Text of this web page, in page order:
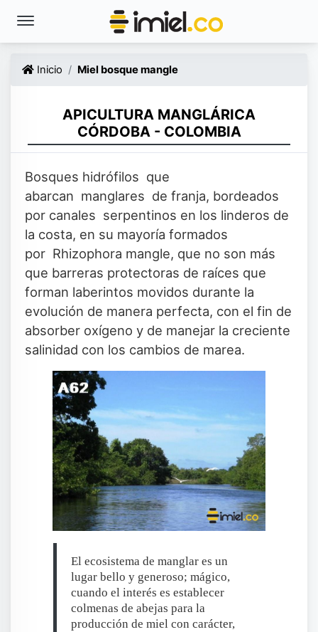
Inicio Miel bosque mangle
APICULTURA MANGLÁRICA
CÓRDOBA - COLOMBIA
Bosques hidrófilos que
abarcan manglares de franja, bordeados
por canales serpentinos en los linderos de
la costa, en su mayoría formados
por Rhizophora mangle, que no son más
que barreras protectoras de raíces que
forman laberintos movidos durante la
evolución de manera perfecta, con el fin de
absorber oxígeno y de manejar la creciente
salinidad con los cambios de marea.
El ecosistema de manglar es un
lugar bello y generoso; mágico,
cuando el interés es establecer
colmenas de abejas para la
producción de miel con carácter,